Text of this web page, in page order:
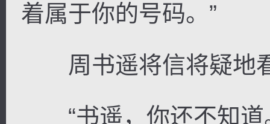
着属于你的号码。”
周书遥将信将疑地
“书遥，你还不知道